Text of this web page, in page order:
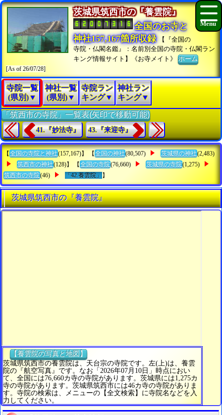
茨城県筑西市の『養雲院』
全国のお寺と
神社157,167箇所収録
【『全国の
寺院・仏閣名鑑』：名前別全国の寺院・仏閣ラン
キング情報サイト】《お寺メイト》ホーム
[As of 26/07/28]
寺院一覧
(県別)▼
神社一覧
(県別)▼
寺院ラン
キング▼
神社ラン
キング▼
「筑西市の寺院」一覧表(矢印で移動可能)
41.『妙法寺』 43.『来迎寺』
【 全国の寺院と神社(157,167)】 【 全国の神社(80,507) 茨城県の神社(2,483)
筑西市の神社(128)】 【 全国の寺院(76,660) 茨城県の寺院(1,275)
筑西市の寺院(46) 「42.養雲院」 】
茨城県筑西市の『養雲院』
【養雲院の写真と地図】
茨城県筑西市の養雲院は、天台宗の寺院です。左(上)は、養雲
院の『航空写真』です。なお「2026年07月10日」時点におい
て、全国には76,660カ寺の寺院があります。茨城県には1,275カ
寺の寺院があります。茨城県筑西市には46カ寺の寺院がありま
す。寺院の検索は、メニューの【全文検索】に寺院名などを入
力してください。